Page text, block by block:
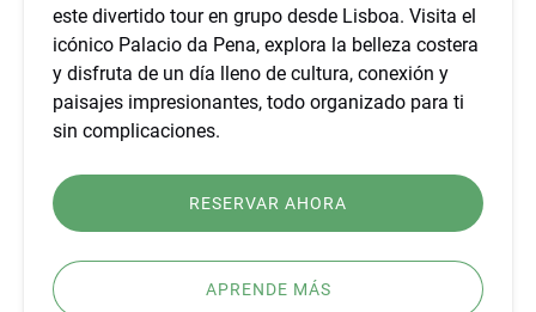
ROCA
CASCAIS
este divertido tour en grupo desde Lisboa. Visita el
icónico Palacio da Pena, explora la belleza costera
y disfruta de un día lleno de cultura, conexión y
paisajes impresionantes, todo organizado para ti
sin complicaciones.
RESERVAR AHORA
APRENDE MÁS